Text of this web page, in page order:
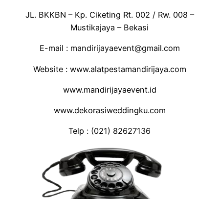
JL. BKKBN – Kp. Ciketing Rt. 002 / Rw. 008 –
Mustikajaya – Bekasi
E-mail : mandirijayaevent@gmail.com
Website : www.alatpestamandirijaya.com
www.mandirijayaevent.id
www.dekorasiweddingku.com
Telp : (021) 82627136